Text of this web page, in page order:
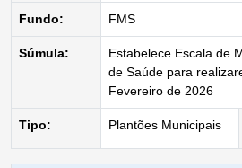
Fundo: FMS
Súmula:
Estabelece Escala de
de Saúde para
Fevereiro de 2026
Tipo: Plantões Municipais